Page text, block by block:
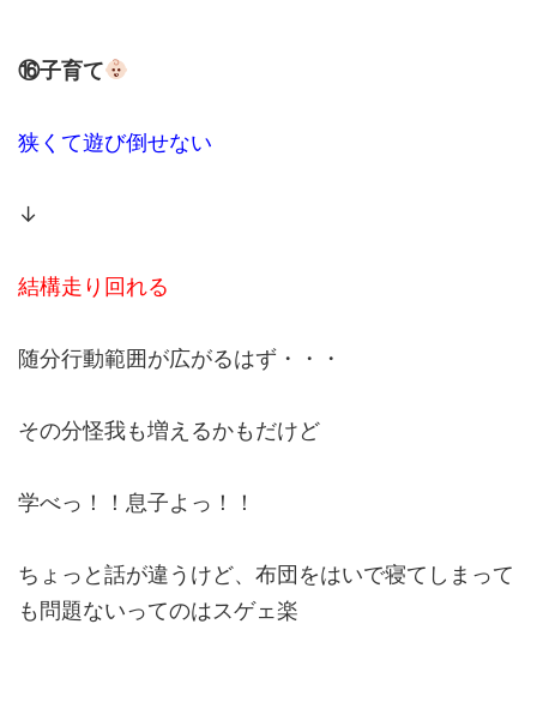
⑯子育て
狭くて遊び倒せない
↓
結構走り回れる
随分行動範囲が広がるはず・・・
その分怪我も増えるかもだけど
学べっ！！息子よっ！！
ちょっと話が違うけど、布団をはいで寝てしまって
も問題ないってのはスゲェ楽